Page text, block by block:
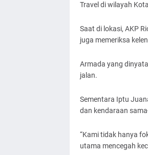
Travel di wilayah
Saat di lokasi, AKP
juga memeriksa
Armada yang
jalan.
Sementara Iptu
dan kendaraan
“Kami tidak hanya
utama mencegah